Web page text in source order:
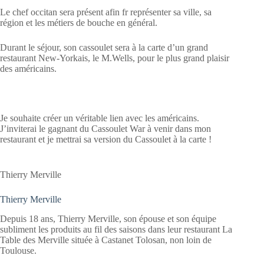
Le chef occitan sera présent afin fr représenter sa ville, sa
région et les métiers de bouche en général.
Durant le séjour, son cassoulet sera à la carte d’un grand
restaurant New-Yorkais, le M.Wells, pour le plus grand plaisir
des américains.
Je souhaite créer un véritable lien avec les américains.
J’inviterai le gagnant du Cassoulet War à venir dans mon
restaurant et je mettrai sa version du Cassoulet à la carte !
Thierry Merville
Thierry Merville
Depuis 18 ans, Thierry Merville, son épouse et son équipe
subliment les produits au fil des saisons dans leur restaurant La
Table des Merville située à Castanet Tolosan, non loin de
Toulouse.